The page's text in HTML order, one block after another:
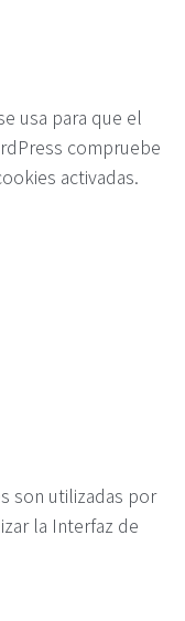
usa para que el
compruebe
activadas.
son utilizadas por
la Interfaz de